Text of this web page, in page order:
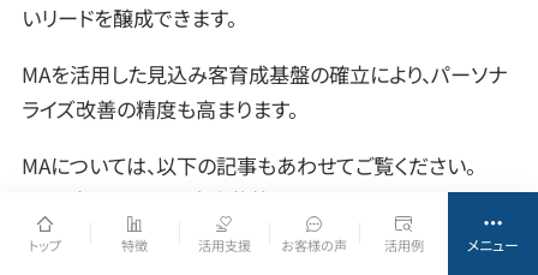
トップ 特徴 活用支援 お客様の声 活用例 メニュー
いリードを醸成できます。
MAを活用した見込み客育成基盤の確立により、パーソナ
ライズ改善の精度も高まります。
MAについては、以下の記事もあわせてご覧ください。
MAで実現できるCX向上施策とは？